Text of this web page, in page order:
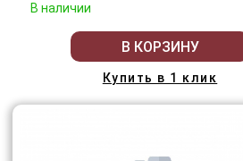
В наличии
В КОРЗИНУ
Купить в 1 клик